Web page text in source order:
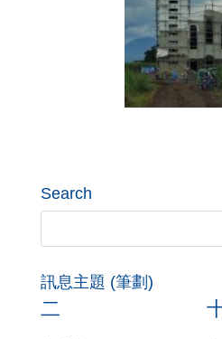
Search
訊息主題 (筆劃)
二